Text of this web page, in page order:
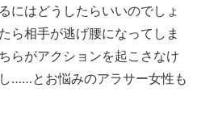
にはどうしたらいいのでしょ
ら相手が逃げ腰になってしま
らがアクションを起こさなけ
……とお悩みのアラサー女性も